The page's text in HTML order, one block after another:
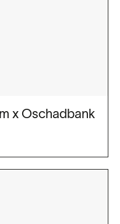
x Oschadbank